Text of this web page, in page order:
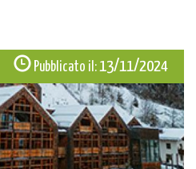
Pubblicato il:13/11/2024